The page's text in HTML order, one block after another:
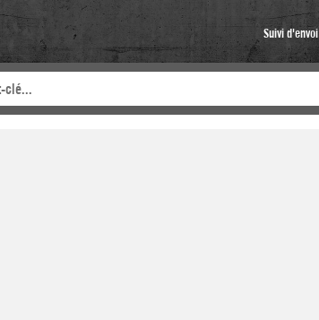
Suivi d'envoi